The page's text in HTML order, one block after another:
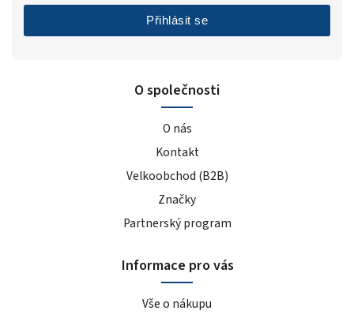
O společnosti
O nás
Kontakt
Velkoobchod (B2B)
Značky
Partnerský program
Informace pro vás
Vše o nákupu
Přihlásit se